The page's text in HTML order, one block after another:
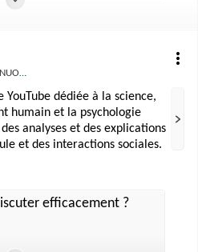
YouTube dédiée à la science,
humain et la psychologie
analyses et des explications
et des interactions sociales.
efficacement ?